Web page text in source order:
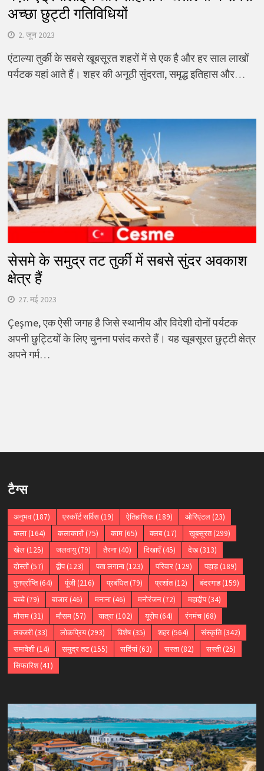
अच्छा छुट्टी गतिविधियों
2. जून 2023
एंटाल्या तुर्की के सबसे खूबसूरत शहरों में से एक है और हर साल लाखों
पर्यटक यहां आते हैं। शहर की अनूठी सुंदरता, समृद्ध इतिहास और…
सेसमे के समुद्र तट तुर्की में सबसे सुंदर अवकाश
क्षेत्र हैं
27. मई 2023
Çeşme, एक ऐसी जगह है जिसे स्थानीय और विदेशी दोनों पर्यटक
अपनी छुट्टियों के लिए चुनना पसंद करते हैं। यह खूबसूरत छुट्टी क्षेत्र
अपने गर्म…
टैग्स
अनुभव(187) एस्कॉर्ट सर्विस(19) ऐतिहासिक(189) ओरिएंटल(23)
कला(164) कलाकारों(75) काम(65) क्लब(17) ख़ूबसूरत(299)
खेल(125) जलवायु(79) तैरना(40) दिखाएँ(45) देख(313)
दोस्तों(57) द्वीप(123) पता लगाना(123) परिवार(129) पहाड़(189)
पुनर्प्राप्ति(64) पूंजी(216) प्रबंधित(79) प्रशांत(12) बंदरगाह(159)
बच्चे(79) बाजार(46) मनाना(46) मनोरंजन(72) महाद्वीप(34)
मौसम(31) मौसम(57) यात्रा(102) यूरोप(64) रंगमंच(68)
लक्जरी(33) लोकप्रिय(293) विशेष(35) शहर(564) संस्कृति(342)
समावेशी(14) समुद्र तट(155) सर्दियां(63) सस्ता(82) सस्ती(25)
सिफारिश(41)